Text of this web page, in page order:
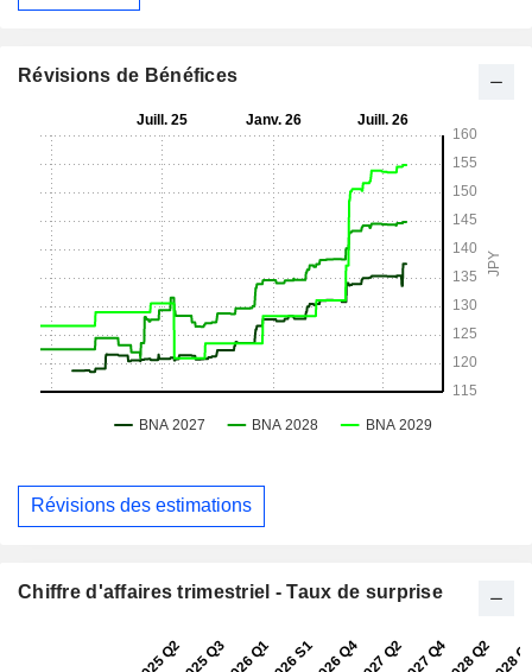
Révisions de Bénéfices
Révisions des estimations
Chiffre d'affaires trimestriel - Taux de surprise